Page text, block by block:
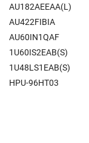
AU182AEEAA(L)
AU422FIBIA
AU60IN1QAF
1U60IS2EAB(S)
1U48LS1EAB(S)
HPU-96HT03